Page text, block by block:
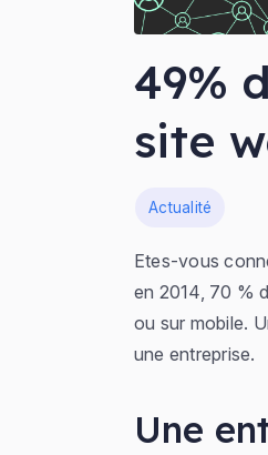
49%
site
Actualité
Etes-vous
en 2014, 70 %
ou sur mobile.
une entreprise.
Une